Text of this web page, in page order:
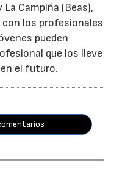
La Campiña (Beas),
los profesionales
pueden
que los lleve
el futuro.